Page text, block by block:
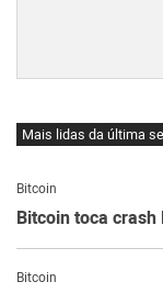
Mais lidas da última
Bitcoin
Bitcoin toca
Bitcoin